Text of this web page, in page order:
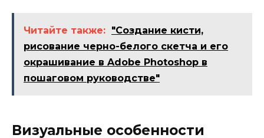
Читайте также: "Создание кисти,
рисование черно-белого скетча и его
окрашивание в Adobe Photoshop в
пошаговом руководстве"
Визуальные особенности